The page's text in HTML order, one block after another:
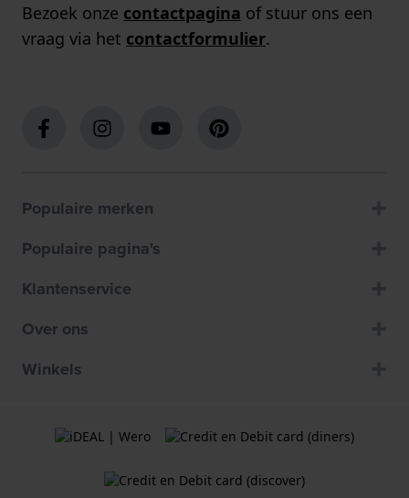
Bezoek onze contactpagina of stuur ons een
vraag via het contactformulier.
Populaire merken
Populaire pagina's
Klantenservice
Over ons
Winkels